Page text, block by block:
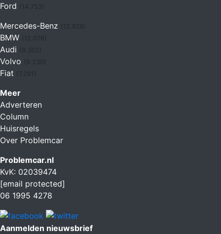
Ford (14.753)
Mercedes-Benz
BMW (12.076)
Audi
Volvo
Fiat (7.261)
Meer
Adverteren
Column
Huisregels
Over Problemcar
Problemcar.nl
KvK: 02039474
[email protected]
06 1995 4278
Aanmelden nieuwsbrief